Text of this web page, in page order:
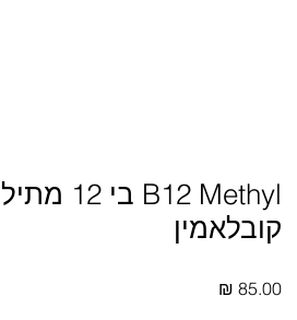
B12 Methyl בי 12 מתיל
קובלאמין